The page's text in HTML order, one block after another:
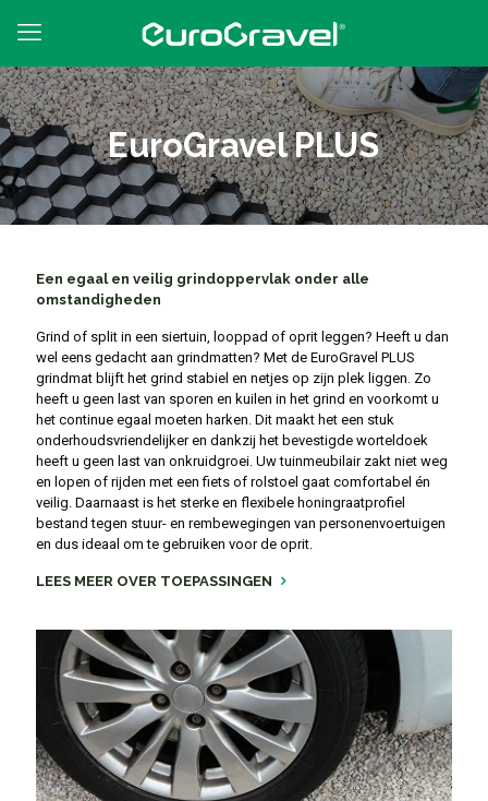
EuroGravel PLUS
Een egaal en veilig grindoppervlak onder alle
omstandigheden
Grind of split in een siertuin, looppad of oprit leggen? Heeft u dan
wel eens gedacht aan grindmatten? Met de EuroGravel PLUS
grindmat blijft het grind stabiel en netjes op zijn plek liggen. Zo
heeft u geen last van sporen en kuilen in het grind en voorkomt u
het continue egaal moeten harken. Dit maakt het een stuk
onderhoudsvriendelijker en dankzij het bevestigde worteldoek
heeft u geen last van onkruidgroei. Uw tuinmeubilair zakt niet weg
en lopen of rijden met een fiets of rolstoel gaat comfortabel én
veilig. Daarnaast is het sterke en flexibele honingraatprofiel
bestand tegen stuur- en rembewegingen van personenvoertuigen
en dus ideaal om te gebruiken voor de oprit.
LEES MEER OVER TOEPASSINGEN